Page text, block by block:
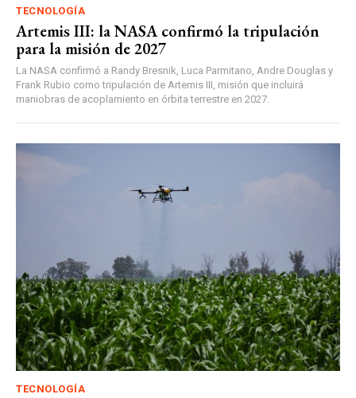
TECNOLOGÍA
Artemis III: la NASA confirmó la tripulación
para la misión de 2027
La NASA confirmó a Randy Bresnik, Luca Parmitano, Andre Douglas y
Frank Rubio como tripulación de Artemis III, misión que incluirá
maniobras de acoplamiento en órbita terrestre en 2027.
TECNOLOGÍA